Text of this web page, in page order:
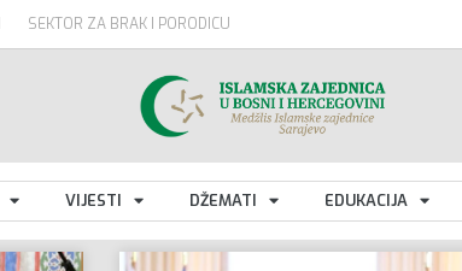
SEKTOR ZA BRAK I PORODICU
VIJESTI DŽEMATI EDUKACIJA